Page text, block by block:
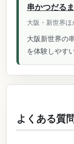
串かつだるま
大阪・新世界ほ
大阪新世界の
を体験しやす
よくある質